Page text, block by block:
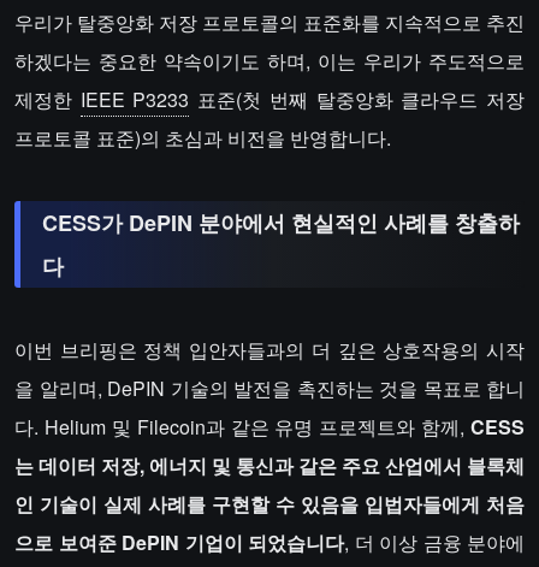
우리가 탈중앙화 저장 프로토콜의 표준화를 지속적으로 추진
하겠다는 중요한 약속이기도 하며, 이는 우리가 주도적으로
제정한 IEEE P3233 표준(첫 번째 탈중앙화 클라우드 저장
프로토콜 표준)의 초심과 비전을 반영합니다.
CESS가 DePIN 분야에서 현실적인 사례를 창출하
다
이번 브리핑은 정책 입안자들과의 더 깊은 상호작용의 시작
을 알리며, DePIN 기술의 발전을 촉진하는 것을 목표로 합니
다. Helium 및 Filecoin과 같은 유명 프로젝트와 함께, CESS
는 데이터 저장, 에너지 및 통신과 같은 주요 산업에서 블록체
인 기술이 실제 사례를 구현할 수 있음을 입법자들에게 처음
으로 보여준 DePIN 기업이 되었습니다, 더 이상 금융 분야에